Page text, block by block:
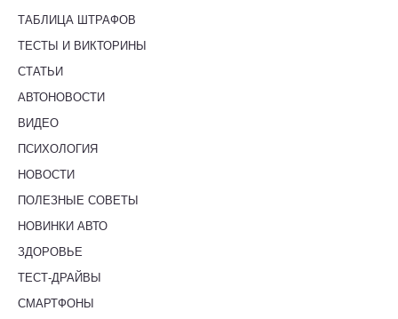
ТАБЛИЦА ШТРАФОВ
ТЕСТЫ И ВИКТОРИНЫ
СТАТЬИ
АВТОНОВОСТИ
ВИДЕО
ПСИХОЛОГИЯ
НОВОСТИ
ПОЛЕЗНЫЕ СОВЕТЫ
НОВИНКИ АВТО
ЗДОРОВЬЕ
ТЕСТ-ДРАЙВЫ
СМАРТФОНЫ